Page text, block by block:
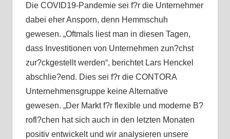
Die COVID19-Pandemie sei f?r die Unternehmer
dabei eher Ansporn, denn Hemmschuh
gewesen. „Oftmals liest man in diesen Tagen,
dass Investitionen von Unternehmen zun?chst
zur?ckgestellt werden“, berichtet Lars Henckel
abschlie?end. Dies sei f?r die CONTORA
Unternehmensgruppe keine Alternative
gewesen. „Der Markt f?r flexible und moderne B?
rofl?chen hat sich auch in den letzten Monaten
positiv entwickelt und wir analysieren unsere